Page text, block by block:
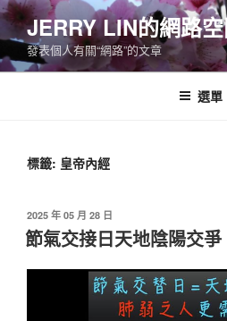
跳
至
主
要
JERRY LIN的網路
發表個人有關“網路”的文章
選單
標籤: 皇帝內經
發
佈
於
2025 年 05 月 28 日
節氣交接日天地陰陽交爭